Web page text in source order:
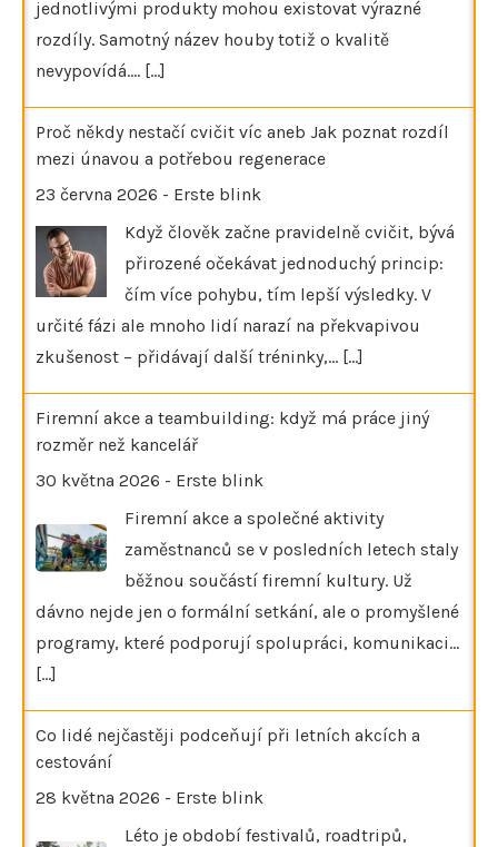
jednotlivými produkty mohou existovat výrazné
rozdíly. Samotný název houby totiž o kvalitě
nevypovídá.… [...]
Proč někdy nestačí cvičit víc aneb Jak poznat rozdíl
mezi únavou a potřebou regenerace
23 června 2026 - Erste blink
Když člověk začne pravidelně cvičit, bývá
přirozené očekávat jednoduchý princip:
čím více pohybu, tím lepší výsledky. V
určité fázi ale mnoho lidí narazí na překvapivou
zkušenost – přidávají další tréninky,… [...]
Firemní akce a teambuilding: když má práce jiný
rozměr než kancelář
30 května 2026 - Erste blink
Firemní akce a společné aktivity
zaměstnanců se v posledních letech staly
běžnou součástí firemní kultury. Už
dávno nejde jen o formální setkání, ale o promyšlené
programy, které podporují spolupráci, komunikaci…
[...]
Co lidé nejčastěji podceňují při letních akcích a
cestování
28 května 2026 - Erste blink
Léto je období festivalů, roadtripů,